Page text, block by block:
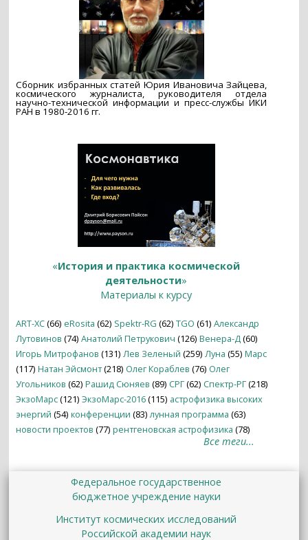
Сборник избранных статей Юрия Ивановича Зайцева,
космического журналиста, руководителя отдела
научно-технической информации и пресс-службы ИКИ
РАН в 1980-2016 гг.
«История и практика космической
деятельности»
Материалы к курсу
ART-XC(66) eRosita (62) Spektr-RG (62) TGO (61) Александр
Лутовинов (74) Анатолий Петрукович (126) Венера-Д(60)
Игорь Митрофанов (131) Лев Зеленый (259) Луна (55) Марс
(117) Натан Эйсмонт(218) Олег Кораблев (76) Олег
Угольников (62) Рашид Сюняев (89) СРГ(62) Спектр-РГ(218)
ЭкзоМарс(121) ЭкзоМарс-2016(115) астрофизика высоких
энергий (54) конференции (83) лунная программа (63)
новости проектов (77) рентгеновская астрофизика (78)
Все теги...
Федеральное государственное
бюджетное учреждение науки
Институт космических исследований
Российской академии наук